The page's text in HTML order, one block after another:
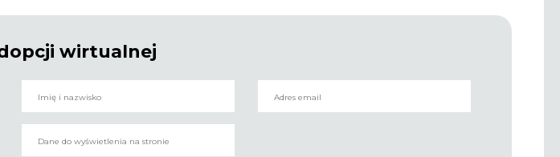
wirtualnej